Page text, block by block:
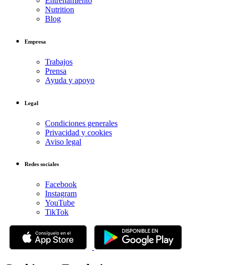
Nutrition
Blog
Empresa
Trabajos
Prensa
Ayuda y apoyo
Legal
Condiciones generales
Privacidad y cookies
Aviso legal
Redes sociales
Facebook
Instagram
YouTube
TikTok